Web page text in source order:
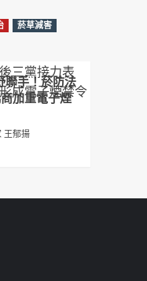
دليل
عبدالرحمن الجلاجل #Sania Nishtar #ثانیہ نشتر;
的背離 ft.世
菸草減害
聯手！菸防法
加重電子煙
王郁揚